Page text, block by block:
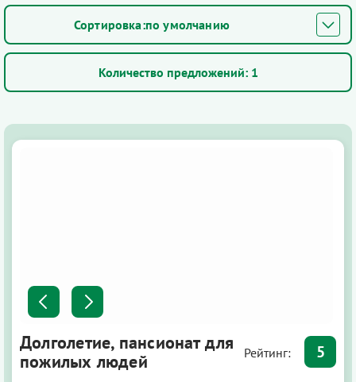
по умолчанию
Количество предложений: 1
Долголетие, пансионат для
пожилых людей
Рейтинг: 5